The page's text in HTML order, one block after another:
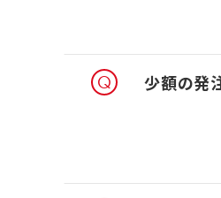
少額の発